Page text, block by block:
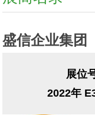
盛信企业集团
展位
2022年